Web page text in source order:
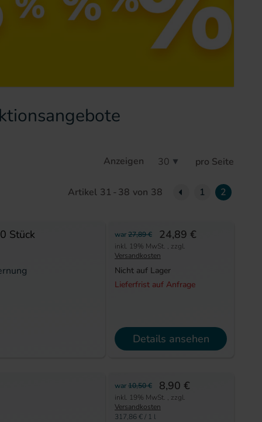
Anzeigen pro Seite
Artikel 31 -38 von 38 SeitePrevious Page
1 2
Stück war27,89 € 24,89 €
inkl. 19% MwSt. , zzgl.
Versandkosten
Nicht auf Lager
Lieferfrist auf Anfrage
Details ansehen
war10,50 € 8,90 €
inkl. 19% MwSt. , zzgl.
Versandkosten
317,86 €/ 1 l